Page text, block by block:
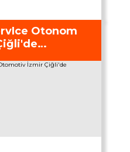
Otonom